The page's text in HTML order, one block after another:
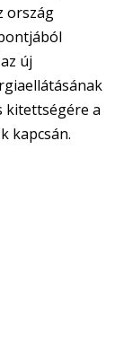
ország
új
kitettségére a
kapcsán.